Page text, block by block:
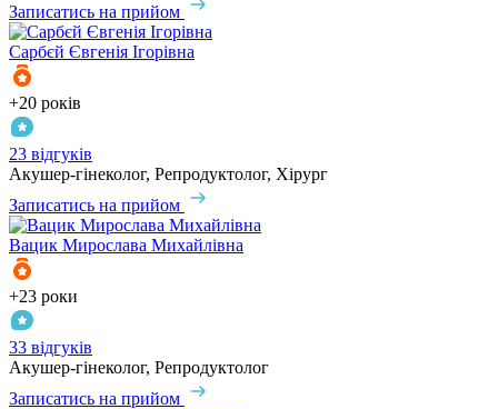
Записатись на прийом
Сарбєй Євгенія Ігорівна
+20 років
23 відгуків
Акушер-гінеколог, Репродуктолог, Хірург
Записатись на прийом
Вацик Мирослава Михайлівна
+23 роки
33 відгуків
Акушер-гінеколог, Репродуктолог
Записатись на прийом